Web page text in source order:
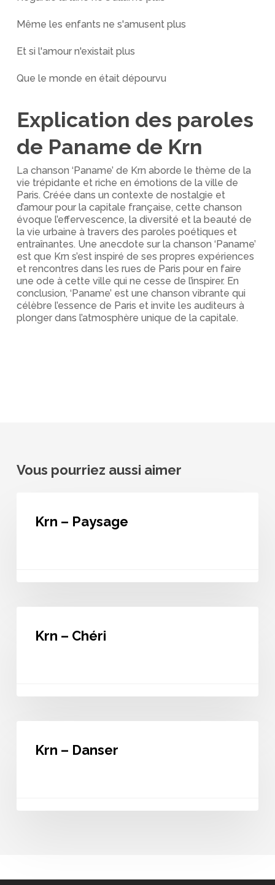
Même les enfants ne s'amusent plus
Et si l'amour n'existait plus
Que le monde en était dépourvu
Explication des paroles
de Paname de Krn
La chanson ‘Paname’ de Krn aborde le thème de la
vie trépidante et riche en émotions de la ville de
Paris. Créée dans un contexte de nostalgie et
d’amour pour la capitale française, cette chanson
évoque l’effervescence, la diversité et la beauté de
la vie urbaine à travers des paroles poétiques et
entraînantes. Une anecdote sur la chanson ‘Paname’
est que Krn s’est inspiré de ses propres expériences
et rencontres dans les rues de Paris pour en faire
une ode à cette ville qui ne cesse de l’inspirer. En
conclusion, ‘Paname’ est une chanson vibrante qui
célèbre l’essence de Paris et invite les auditeurs à
plonger dans l’atmosphère unique de la capitale.
Vous pourriez aussi aimer
Paysage
Krn – Paysage
ChériKrn – Chéri
DanserKrn – Danser